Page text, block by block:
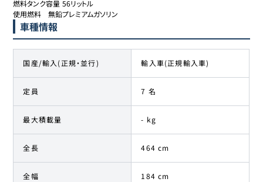
燃料タンク容量	56リットル
使用燃料	無鉛プレミアムガソリン
車種情報
国産/輸入(正規・並行) 輸入車(正規輸入車)
定員 7 名
最大積載量 - kg
全長 464 cm
全幅 184 cm